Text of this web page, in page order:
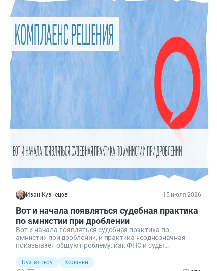
Иван Кузнецов 15 июля 2026
Вот и начала появляться судебная практика
по амнистии при дроблении
Вот и начала появляться судебная практика по
амнистии при дроблении, и практика неоднозначная —
показывает общую проблему: как ФНС и суды
Бухгалтеру
Колонки